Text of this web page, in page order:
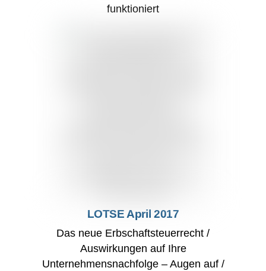
funktioniert
LOTSE April 2017
Das neue Erbschaftsteuerrecht /
Auswirkungen auf Ihre
Unternehmensnachfolge – Augen auf /